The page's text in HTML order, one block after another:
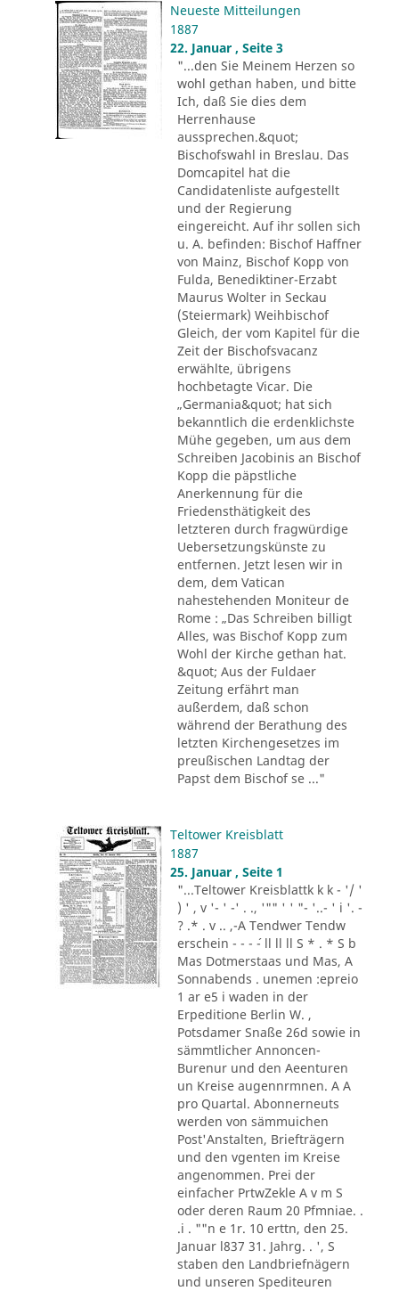
Neueste Mitteilungen
1887
22. Januar , Seite 3
"...den Sie Meinem Herzen so
wohl gethan haben, und bitte
Ich, daß Sie dies dem
Herrenhause
aussprechen.&quot;
Bischofswahl in Breslau. Das
Domcapitel hat die
Candidatenliste aufgestellt
und der Regierung
eingereicht. Auf ihr sollen sich
u. A. befinden: Bischof Haffner
von Mainz, Bischof Kopp von
Fulda, Benediktiner-Erzabt
Maurus Wolter in Seckau
(Steiermark) Weihbischof
Gleich, der vom Kapitel für die
Zeit der Bischofsvacanz
erwählte, übrigens
hochbetagte Vicar. Die
„Germania&quot; hat sich
bekanntlich die erdenklichste
Mühe gegeben, um aus dem
Schreiben Jacobinis an Bischof
Kopp die päpstliche
Anerkennung für die
Friedensthätigkeit des
letzteren durch fragwürdige
Uebersetzungskünste zu
entfernen. Jetzt lesen wir in
dem, dem Vatican
nahestehenden Moniteur de
Rome : „Das Schreiben billigt
Alles, was Bischof Kopp zum
Wohl der Kirche gethan hat.
&quot; Aus der Fuldaer
Zeitung erfährt man
außerdem, daß schon
während der Berathung des
letzten Kirchengesetzes im
preußischen Landtag der
Papst dem Bischof se ..."
Teltower Kreisblatt
1887
25. Januar , Seite 1
"...Teltower Kreisblattk k k - '/ '
) ' , v '- ' -' . ., '"" ' ' "- '..- ' i '. -
? .* . v .. ,-A Tendwer Tendw
erschein - - - ´- ll ll ll S * . * S b
Mas Dotmerstaas und Mas, A
Sonnabends . unemen :epreio
1 ar e5 i waden in der
Erpeditione Berlin W. ,
Potsdamer Snaße 26d sowie in
sämmtlicher Annoncen-
Burenur und den Aeenturen
un Kreise augennrmnen. A A
pro Quartal. Abonnerneuts
werden von sämmuichen
Post'Anstalten, Briefträgern
und den vgenten im Kreise
angenommen. Prei der
einfacher PrtwZekle A v m S
oder deren Raum 20 Pfmniae. .
.i . ""n e 1r. 10 erttn, den 25.
Januar l837 31. Jahrg. . ', S
staben den Landbriefnägern
und unseren Spediteuren